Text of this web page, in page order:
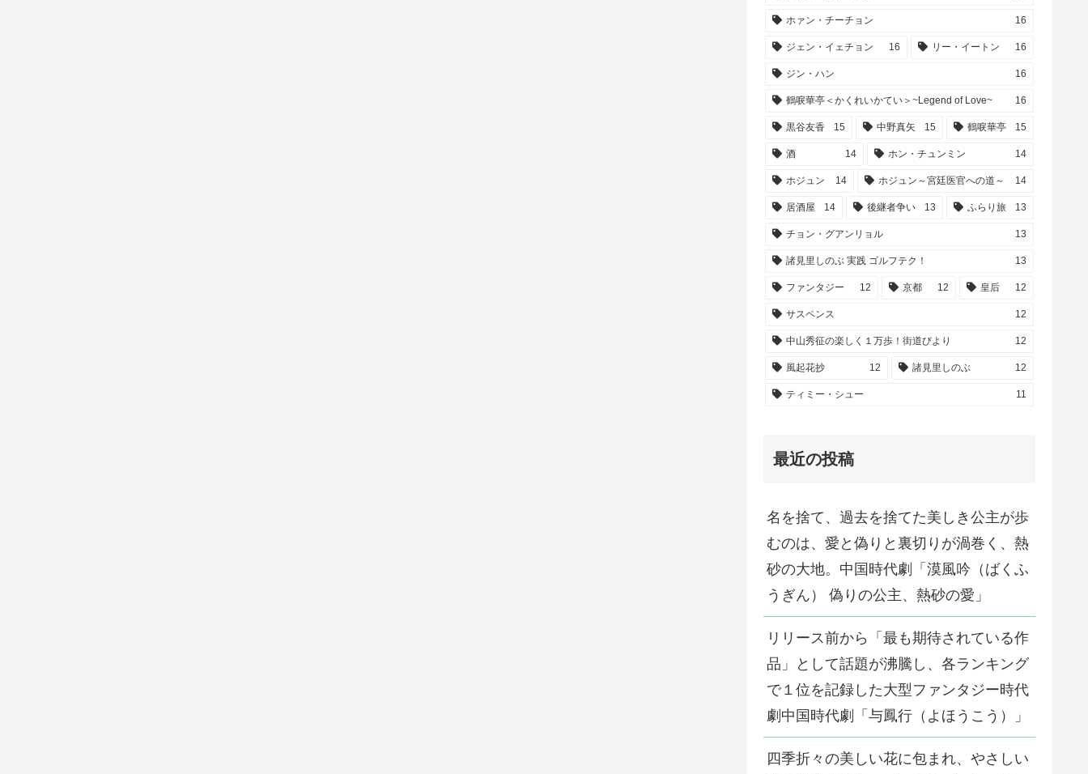
ホァン・チーチョン 16
ジェン・イェチョン 16 リー・イートン 16
ジン・ハン 16
鶴唳華亭＜かくれいかてい＞~Legend of Love~ 16
黒谷友香 15 中野真矢 15 鶴唳華亭 15
酒 14 ホン・チュンミン 14
ホジュン 14 ホジュン～宮廷医官への道～ 14
居酒屋 14 後継者争い 13 ふらり旅 13
チョン・グアンリョル 13
諸見里しのぶ 実践 ゴルフテク！ 13
ファンタジー 12 京都 12 皇后 12
サスペンス 12
中山秀征の楽しく１万歩！街道びより 12
風起花抄 12 諸見里しのぶ 12
ティミー・シュー 11
最近の投稿
名を捨て、過去を捨てた美しき公主が歩
むのは、愛と偽りと裏切りが渦巻く、熱
砂の大地。中国時代劇「漠風吟（ばくふ
うぎん） 偽りの公主、熱砂の愛」
リリース前から「最も期待されている作
品」として話題が沸騰し、各ランキング
で１位を記録した大型ファンタジー時代
劇中国時代劇「与鳳行（よほうこう）」
四季折々の美しい花に包まれ、やさしい